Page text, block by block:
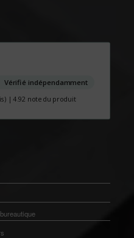
Vérifié indépendamment
|4.92 note du produit